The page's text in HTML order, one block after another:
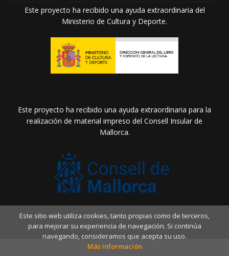
Este proyecto ha recibido una ayuda extraordinaria del
Ministerio de Cultura y Deporte.
Este proyecto ha recibido una ayuda extraordinaria para la
realización de material impreso del Consell Insular de
Mallorca.
2026 ©Llibreria Drac Màgic. Todos los Derechos
Reservados |Grupo Trevenque
Este sitio web utiliza cookies, tanto propias como de terceros,
para mejorar su experiencia de navegación. Si continúa
navegando, consideramos que acepta su uso.
Más información